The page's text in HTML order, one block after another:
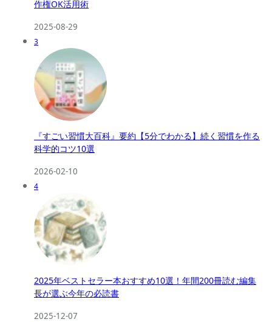
作権OK活用術
2025-08-29
3
『すごい習慣大百科』要約【5分でわかる】続く習慣を作る
科学的コツ10選
2026-02-10
4
2025年ベストセラー本おすすめ10選！年間200冊読む編集
長が選ぶ今年の必読書
2025-12-07